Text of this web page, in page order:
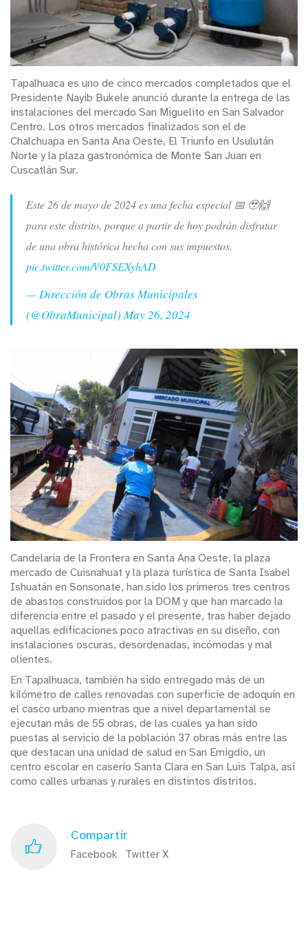
Tapalhuaca es uno de cinco mercados completados que el
Presidente Nayib Bukele anunció durante la entrega de las
instalaciones del mercado San Miguelito en San Salvador
Centro. Los otros mercados finalizados son el de
Chalchuapa en Santa Ana Oeste, El Triunfo en Usulután
Norte y la plaza gastronómica de Monte San Juan en
Cuscatlán Sur.
Este 26 de mayo de 2024 es una fecha especial 📅 🥹🙌
para este distrito, porque a partir de hoy podrán disfrutar
de una obra histórica hecha con sus impuestos.
pic.twitter.com/V0FSEXyhAD
— Dirección de Obras Municipales
(@ObraMunicipal)May 26, 2024
Candelaria de la Frontera en Santa Ana Oeste, la plaza
mercado de Cuisnahuat y la plaza turística de Santa Isabel
Ishuatán en Sonsonate, han sido los primeros tres centros
de abastos construidos por la DOM y que han marcado la
diferencia entre el pasado y el presente, tras haber dejado
aquellas edificaciones poco atractivas en su diseño, con
instalaciones oscuras, desordenadas, incómodas y mal
olientes.
En Tapalhuaca, también ha sido entregado más de un
kilómetro de calles renovadas con superficie de adoquín en
el casco urbano mientras que a nivel departamental se
ejecutan más de 55 obras, de las cuales ya han sido
puestas al servicio de la población 37 obras más entre las
que destacan una unidad de salud en San Emigdio, un
centro escolar en caserío Santa Clara en San Luis Talpa, así
como calles urbanas y rurales en distintos distritos.
Compartir
Facebook Twitter X